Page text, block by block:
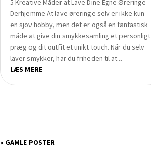
5 Kreative Måder at Lave Dine Egne Øreringe
Derhjemme At lave øreringe selv er ikke kun
en sjov hobby, men det er også en fantastisk
måde at give din smykkesamling et personligt
præg og dit outfit et unikt touch. Når du selv
laver smykker, har du friheden til at...
LÆS MERE
« GAMLE POSTER